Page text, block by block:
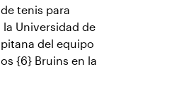
tenis para
Universidad de
del equipo
{6} Bruins en la